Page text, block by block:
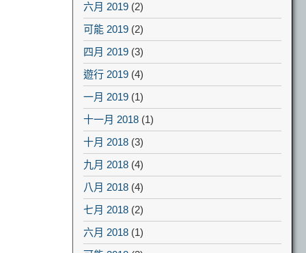
六月 2019 (2)
可能 2019 (2)
四月 2019 (3)
遊行 2019 (4)
一月 2019 (1)
十一月 2018 (1)
十月 2018 (3)
九月 2018 (4)
八月 2018 (4)
七月 2018 (2)
六月 2018 (1)